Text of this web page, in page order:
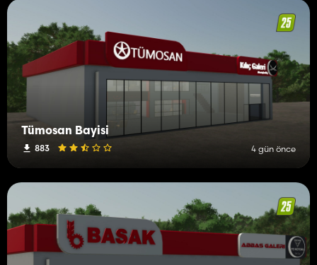
Tümosan Bayisi
883 4 gün önce